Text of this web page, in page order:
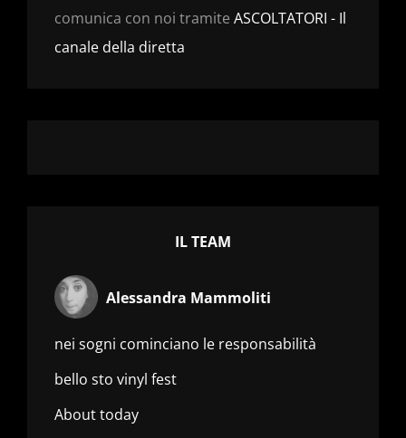
comunica con noi tramite ASCOLTATORI - Il
canale della diretta
IL TEAM
Alessandra Mammoliti
nei sogni cominciano le responsabilità
bello sto vinyl fest
About today